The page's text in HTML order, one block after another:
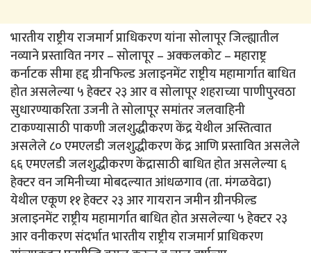
भारतीय राष्ट्रीय राजमार्ग प्राधिकरण यांना सोलापूर जिल्ह्यातील
नव्याने प्रस्तावित नगर – सोलापूर – अक्कलकोट – महाराष्ट्र
कर्नाटक सीमा हद्द ग्रीनफिल्ड अलाइनमेंट राष्ट्रीय महामार्गात बाधित
होत असलेल्या ५ हेक्टर २३ आर व सोलापूर शहराच्या पाणीपुरवठा
सुधारण्याकरिता उजनी ते सोलापूर समांतर जलवाहिनी
टाकण्यासाठी पाकणी जलशुद्धीकरण केंद्र येथील अस्तित्वात
असलेले ८० एमएलडी जलशुद्धीकरण केंद्र आणि प्रस्तावित असलेले
६६ एमएलडी जलशुद्धीकरण केंद्रासाठी बाधित होत असलेल्या ६
हेक्टर वन जमिनीच्या मोबदल्यात आंधळगाव (ता. मंगळवेढा)
येथील एकूण ११ हेक्टर २३ आर गायरान जमीन ग्रीनफील्ड
अलाइनमेंट राष्ट्रीय महामार्गात बाधित होत असलेल्या ५ हेक्टर २३
आर वनीकरण संदर्भात भारतीय राष्ट्रीय राजमार्ग प्राधिकरण